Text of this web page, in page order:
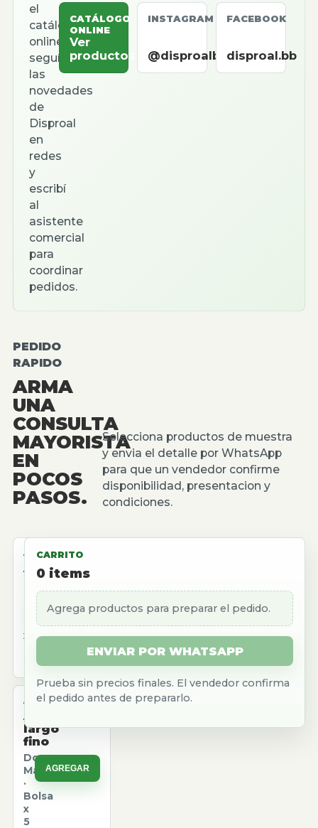
el
catálogo
online,
seguí
las
novedades
de
Disproal
en
redes
y
escribí
al
asistente
comercial
para
coordinar
pedidos.
CATÁLOGO
ONLINE
Ver
productos
INSTAGRAM
@disproalbb
FACEBOOK
disproal.bb
PEDIDO
RAPIDO
ARMA
UNA
CONSULTA
MAYORISTA
EN
POCOS
PASOS.
Selecciona productos de muestra
y envia el detalle por WhatsApp
para que un vendedor confirme
disponibilidad, presentacion y
condiciones.
ALMACEN
Aceite
girasol
Natura
Caja
x
AGREGAR
ALMACEN
Arroz
largo
fino
Don
Marcos
·
Bolsa
x
5
AGREGAR
CARRITO
0 items
Agrega productos para preparar el pedido.
ENVIAR POR WHATSAPP
Prueba sin precios finales. El vendedor confirma
el pedido antes de prepararlo.